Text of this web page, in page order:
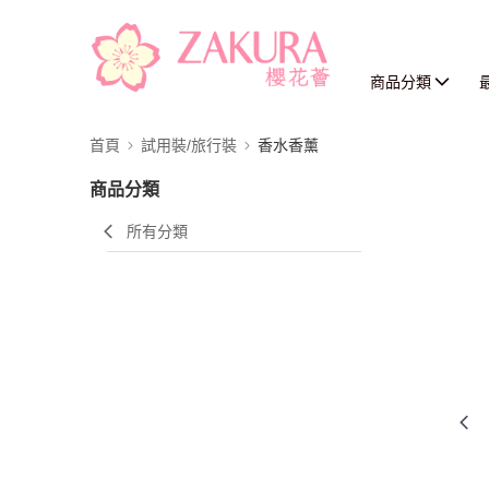
商品分類
首頁 試用裝/旅行裝 香水香薰
商品分類
所有分類